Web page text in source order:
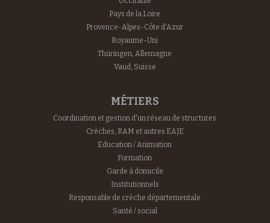
Pays de la Loire
Provence-Alpes-Côte d'Azur
Royaume-Uni
Thüringen, Allemagne
Vaud, Suisse
MÉTIERS
Coordination et gestion d'un réseau de structures
Crèches, RAM et autres EAJE
Education / Animation
Formation
Garde à domicile
Institutionnels
Responsable de crèche départementale
Santé / social